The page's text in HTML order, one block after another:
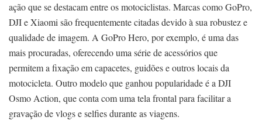
ação que se destacam entre os motociclistas. Marcas como GoPro,
DJI e Xiaomi são frequentemente citadas devido à sua robustez e
qualidade de imagem. A GoPro Hero, por exemplo, é uma das
mais procuradas, oferecendo uma série de acessórios que
permitem a fixação em capacetes, guidões e outros locais da
motocicleta. Outro modelo que ganhou popularidade é a DJI
Osmo Action, que conta com uma tela frontal para facilitar a
gravação de vlogs e selfies durante as viagens.